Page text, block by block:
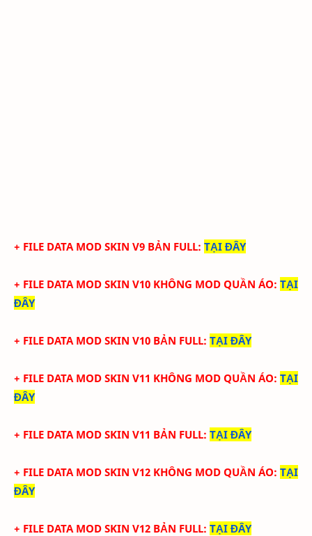
+ FILE DATA MOD SKIN V9 BẢN FULL: TẠI ĐÂY
+ FILE DATA MOD SKIN V10 KHÔNG MOD QUẦN ÁO: TẠI
ĐÂY
+ FILE DATA MOD SKIN V10 BẢN FULL: TẠI ĐÂY
+ FILE DATA MOD SKIN V11 KHÔNG MOD QUẦN ÁO: TẠI
ĐÂY
+ FILE DATA MOD SKIN V11 BẢN FULL: TẠI ĐÂY
+ FILE DATA MOD SKIN V12 KHÔNG MOD QUẦN ÁO: TẠI
ĐÂY
+ FILE DATA MOD SKIN V12 BẢN FULL: TẠI ĐÂY